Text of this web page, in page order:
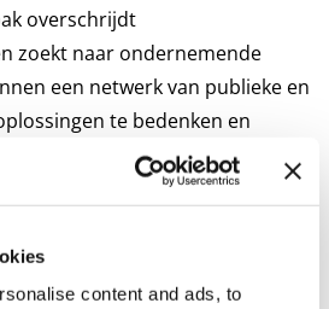
content and ads, to
overschrijdt
zoekt naar ondernemende
een netwerk van publieke en
te bedenken en
te realiseren.”
waardencreatie
op te lossen, geeft
verleden zijn grote